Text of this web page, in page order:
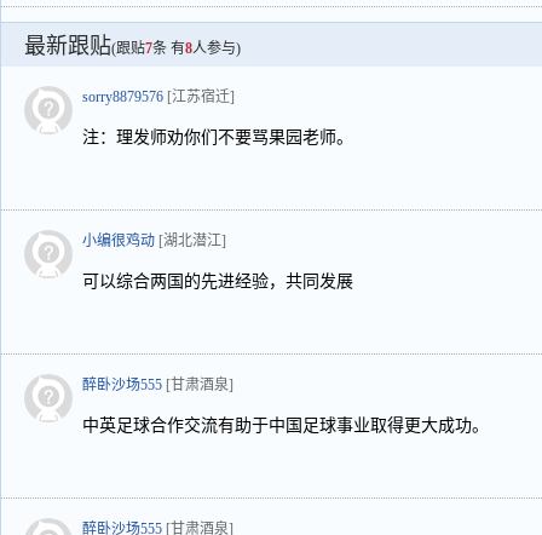
最新跟贴(跟贴7条 有8人参与)
sorry8879576 [江苏宿迁]
注：理发师劝你们不要骂果园老师。
小编很鸡动 [湖北潜江]
可以综合两国的先进经验，共同发展
醉卧沙场555 [甘肃酒泉]
中英足球合作交流有助于中国足球事业取得更大成功。
醉卧沙场555 [甘肃酒泉]